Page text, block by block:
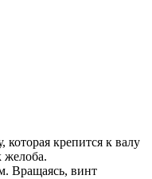
крепится к валу
желоба.
Вращаясь, винт